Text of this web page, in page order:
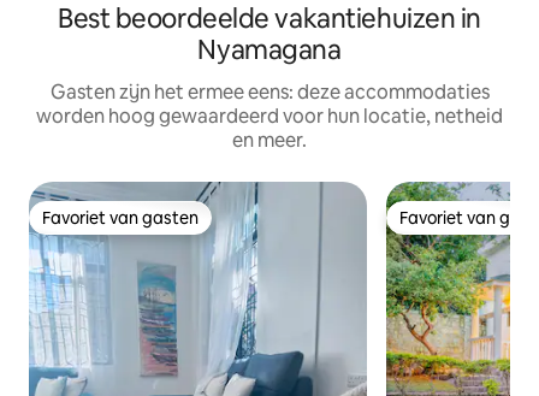
Best beoordeelde vakantiehuizen in
Nyamagana
Gasten zijn het ermee eens: deze accommodaties
worden hoog gewaardeerd voor hun locatie, netheid
en meer.
Favoriet van gasten
Favoriet van gasten Favoriet van
Favoriet van